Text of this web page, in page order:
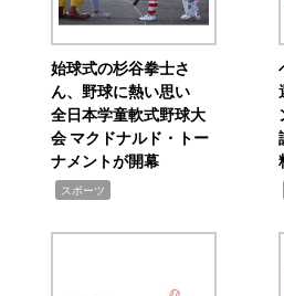
始球式の杉谷拳士さ
ん、野球に熱い思い
全日本学童軟式野球大
会 マクドナルド・トー
ナメントが開幕
スポーツ